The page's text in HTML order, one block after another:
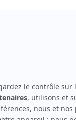
Programme Bleu
vousMovin'On